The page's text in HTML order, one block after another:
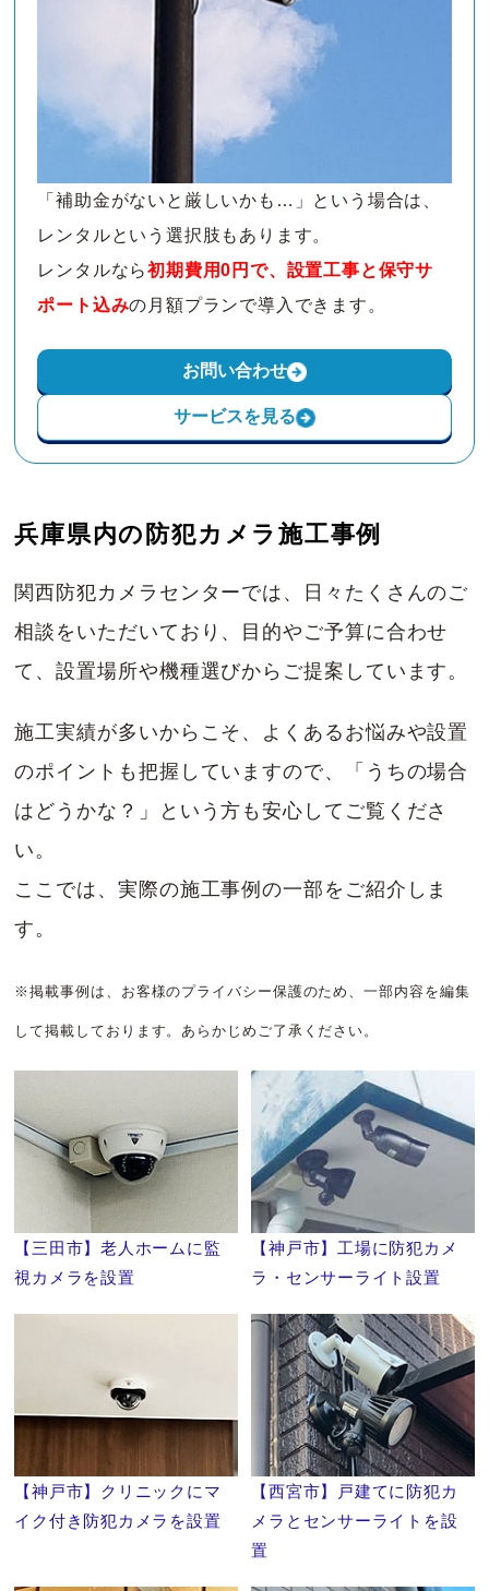
「補助金がないと厳しいかも…」という場合は、
レンタルという選択肢もあります。
レンタルなら初期費用0円で、設置工事と保守サ
ポート込みの月額プランで導入できます。
お問い合わせ
サービスを見る
兵庫県内の防犯カメラ施工事例
関西防犯カメラセンターでは、日々たくさんのご
相談をいただいており、目的やご予算に合わせ
て、設置場所や機種選びからご提案しています。
施工実績が多いからこそ、よくあるお悩みや設置
のポイントも把握していますので、「うちの場合
はどうかな？」という方も安心してご覧くださ
い。
ここでは、実際の施工事例の一部をご紹介しま
す。
※掲載事例は、お客様のプライバシー保護のため、一部内容を編集
して掲載しております。あらかじめご了承ください。
【三田市】老人ホームに監
視カメラを設置
【神戸市】工場に防犯カメ
ラ・センサーライト設置
【神戸市】クリニックにマ
イク付き防犯カメラを設置
【西宮市】戸建てに防犯カ
メラとセンサーライトを設
置